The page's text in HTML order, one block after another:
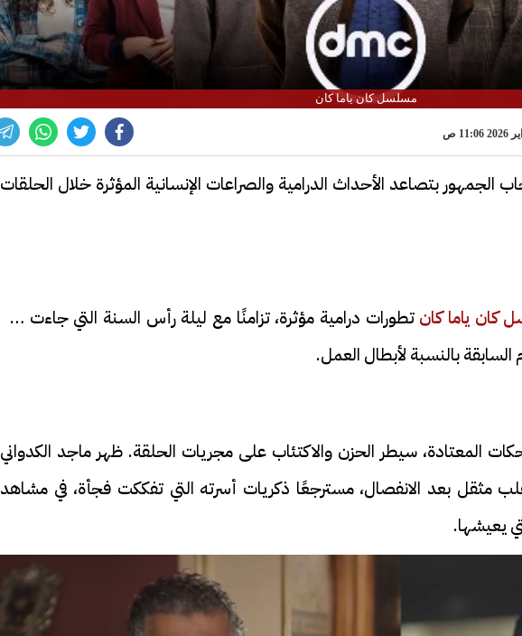
مسلسل كان ياما كان
الجمهور بتصاعد الأحداث الدرامية والصراعات الإنسانية المؤثرة خلال الحلقات
كان ياما كان تطورات درامية مؤثرة، تزامنًا مع ليلة رأس السنة التي جاءت هذا
بالنسبة لأبطال العمل.
المعتادة، سيطر الحزن والاكتئاب على مجريات الحلقة. ظهر ماجد الكدواني
مثقل بعد الانفصال، مسترجعًا ذكريات أسرته التي تفككت فجأة، في مشاهد
يعيشها.